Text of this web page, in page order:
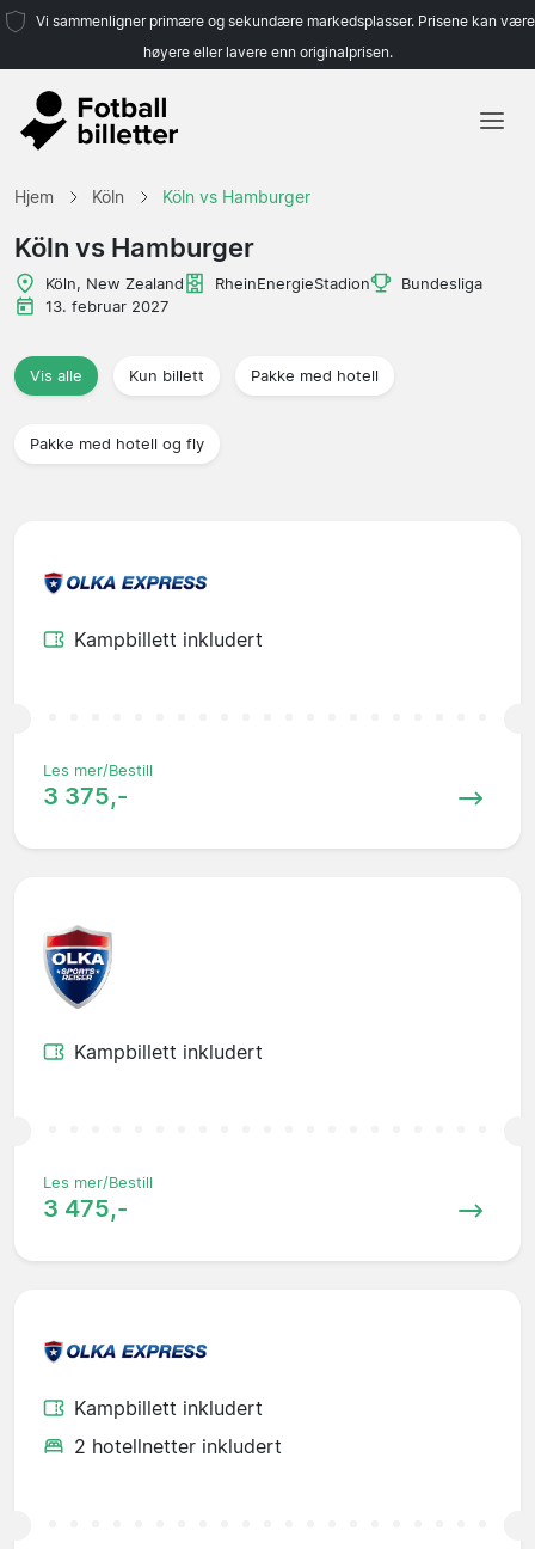
Vi sammenligner primære og sekundære markedsplasser. Prisene kan være
høyere eller lavere enn originalprisen.
Hjem Köln Köln vs Hamburger
Köln vs Hamburger
Köln, New Zealand RheinEnergieStadion
Bundesliga
13. februar 2027
Vis alle Kun billett Pakke med hotell
Pakke med hotell og fly
Kampbillett inkludert
Les mer/Bestill
3 375,-
Kampbillett inkludert
Les mer/Bestill
3 475,-
Kampbillett inkludert
2 hotellnetter inkludert